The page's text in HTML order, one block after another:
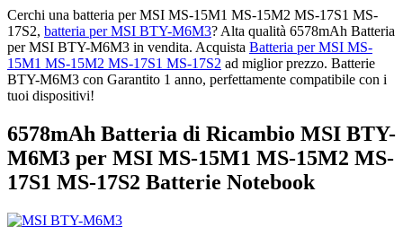
Cerchi una batteria per MSI MS-15M1 MS-15M2 MS-17S1 MS-
17S2, batteria per MSI BTY-M6M3? Alta qualità 6578mAh Batteria
per MSI BTY-M6M3 in vendita. Acquista Batteria per MSI MS-
15M1 MS-15M2 MS-17S1 MS-17S2 ad miglior prezzo. Batterie
BTY-M6M3 con Garantito 1 anno, perfettamente compatibile con i
tuoi dispositivi!
6578mAh Batteria di Ricambio MSI BTY-
M6M3 per MSI MS-15M1 MS-15M2 MS-
17S1 MS-17S2 Batterie Notebook